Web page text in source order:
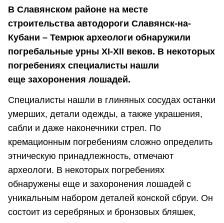
В Славянском районе на месте
строительства автодороги Славянск-на-
Кубани – Темрюк археологи обнаружили
погребальные урны XI-XII веков. В некоторых
погребениях специалисты нашли
еще захоронения лошадей.
Специалисты нашли в глиняных сосудах останки
умерших, детали одежды, а также украшения,
сабли и даже наконечники стрел. По
кремационным погребениям сложно определить
этническую принадлежность, отмечают
археологи. В некоторых погребениях
обнаружены еще и захоронения лошадей с
уникальным набором деталей конской сбруи. Он
состоит из серебряных и бронзовых бляшек,